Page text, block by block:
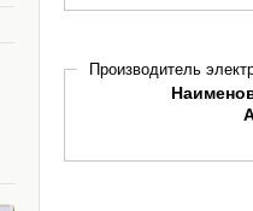
Производитель